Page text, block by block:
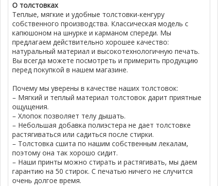
О толстовках
Теплые, мягкие и удобные толстовки-кенгуру
собственного производства. Классическая модель с
капюшоном на шнурке и карманом спереди. Мы
предлагаем действительно хорошее качество:
натуральный материал и высокотехнологичную печать.
Вы всегда можете посмотреть и примерить продукцию
перед покупкой в нашем магазине.
Почему мы уверены в качестве наших толстовок:
– Мягкий и теплый материал толстовок дарит приятные
ощущения.
– Хлопок позволяет телу дышать.
– Небольшая добавка полиэстера не дает толстовке
растягиваться или садиться после стирки.
– Толстовка сшита по нашим собственным лекалам,
поэтому она так хорошо сидит.
– Наши принты можно стирать и растягивать, мы даем
гарантию на 50 стирок. С печатью ничего не случится
очень долгое время.